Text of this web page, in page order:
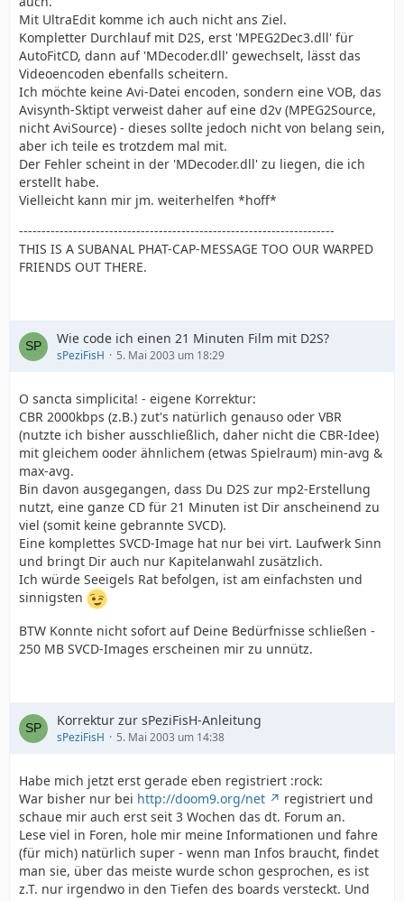
Mit UltraEdit komme ich auch nicht ans Ziel.
Kompletter Durchlauf mit D2S, erst 'MPEG2Dec3.dll' für
AutoFitCD, dann auf 'MDecoder.dll' gewechselt, lässt das
Videoencoden ebenfalls scheitern.
Ich möchte keine Avi-Datei encoden, sondern eine VOB, das
Avisynth-Sktipt verweist daher auf eine d2v (MPEG2Source,
nicht AviSource) - dieses sollte jedoch nicht von belang sein,
aber ich teile es trotzdem mal mit.
Der Fehler scheint in der 'MDecoder.dll' zu liegen, die ich
erstellt habe.
Vielleicht kann mir jm. weiterhelfen *hoff*
----------------------------------------------------------------------
THIS IS A SUBANAL PHAT-CAP-MESSAGE TOO OUR WARPED
FRIENDS OUT THERE.
Wie code ich einen 21 Minuten Film mit D2S?
sPeziFisH 5. Mai 2003 um 18:29
O sancta simplicita! - eigene Korrektur:
CBR 2000kbps (z.B.) zut's natürlich genauso oder VBR
(nutzte ich bisher ausschließlich, daher nicht die CBR-Idee)
mit gleichem ooder ähnlichem (etwas Spielraum) min-avg &
max-avg.
Bin davon ausgegangen, dass Du D2S zur mp2-Erstellung
nutzt, eine ganze CD für 21 Minuten ist Dir anscheinend zu
viel (somit keine gebrannte SVCD).
Eine komplettes SVCD-Image hat nur bei virt. Laufwerk Sinn
und bringt Dir auch nur Kapitelanwahl zusätzlich.
Ich würde Seeigels Rat befolgen, ist am einfachsten und
sinnigsten
BTW Konnte nicht sofort auf Deine Bedürfnisse schließen -
250 MB SVCD-Images erscheinen mir zu unnütz.
Korrektur zur sPeziFisH-Anleitung
sPeziFisH 5. Mai 2003 um 14:38
Habe mich jetzt erst gerade eben registriert :rock:
War bisher nur bei http://doom9.org/net
registriert und
schaue mir auch erst seit 3 Wochen das dt. Forum an.
Lese viel in Foren, hole mir meine Informationen und fahre
(für mich) natürlich super - wenn man Infos braucht, findet
man sie, über das meiste wurde schon gesprochen, es ist
z.T. nur irgendwo in den Tiefen des boards versteckt. Und